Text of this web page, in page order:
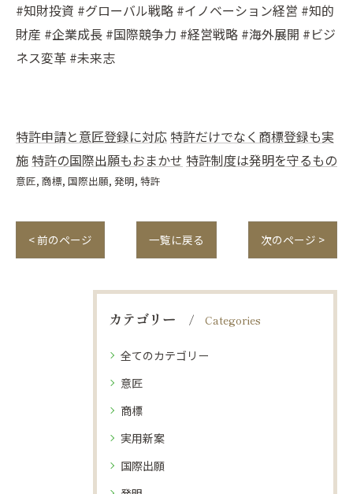
#知財投資 #グローバル戦略 #イノベーション経営 #知的
財産 #企業成長 #国際競争力 #経営戦略 #海外展開 #ビジ
ネス変革 #未来志
特許申請と意匠登録に対応 特許だけでなく商標登録も実
施 特許の国際出願もおまかせ 特許制度は発明を守るもの
意匠 商標 国際出願 発明 特許
< 前のページ 一覧に戻る 次のページ >
カテゴリー Categories
全てのカテゴリー
意匠
商標
実用新案
国際出願